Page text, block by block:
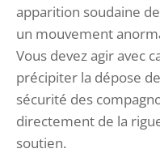
apparition soudaine
un mouvement
Vous devez agir avec
précipiter la dépose
sécurité des
directement de la
soutien.